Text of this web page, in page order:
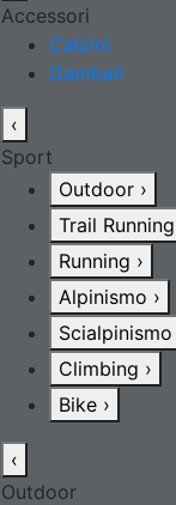
Accessori
Calzini
Gambali
‹
Sport
Outdoor ›
Trail Running
Running ›
Alpinismo ›
Scialpinismo
Climbing ›
Bike ›
‹
Outdoor